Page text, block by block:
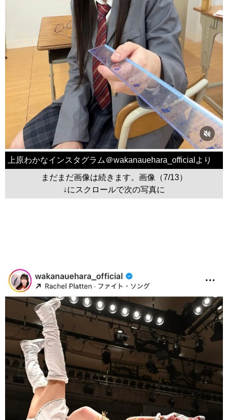
上原わかなインスタグラム＠wakanauehara_officialより
まだまだ画像は続きます。画像（7/13）
↓にスクロールで次の写真に